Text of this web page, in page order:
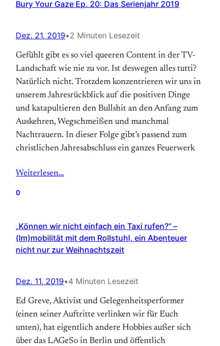
Bury Your Gaze Ep. 20: Das Serienjahr 2019
Dez. 21, 2019•2 Minuten Lesezeit
Gefühlt gibt es so viel queeren Content in der TV-
Landschaft wie nie zu vor. Ist deswegen alles tutti?
Natürlich nicht. Trotzdem konzentrieren wir uns in
unserem Jahresrückblick auf die positiven Dinge
und katapultieren den Bullshit an den Anfang zum
Auskehren, Wegschmeißen und manchmal
Nachtrauern. In dieser Folge gibt’s passend zum
christlichen Jahresabschluss ein ganzes Feuerwerk
Weiterlesen…
0
„Können wir nicht einfach ein Taxi rufen?“ –
(Im)mobilität mit dem Rollstuhl, ein Abenteuer
nicht nur zur Weihnachtszeit
Dez. 11, 2019•4 Minuten Lesezeit
Ed Greve, Aktivist und Gelegenheitsperformer
(einen seiner Auftritte verlinken wir für Euch
unten), hat eigentlich andere Hobbies außer sich
über das LAGeSo in Berlin und öffentlich